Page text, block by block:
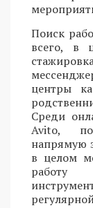
Поиск
всего, в
центры
Среди
Avito,
напрямую
в целом